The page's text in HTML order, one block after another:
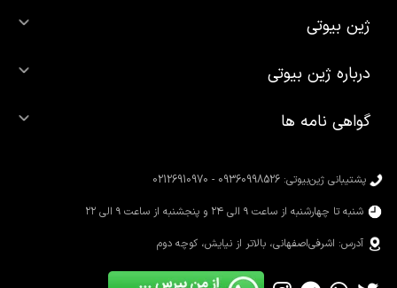
ژین بیوتی
خرید شوینده صورت
خرید رژ لب
درباره ژین بیوتی
تماس با ما
محصولات سیمپل
گواهی نامه ها
پشتیبانی ژین‌بیوتی: 09360998526 - 02126910970
شنبه تا چهارشنبه از ساعت ۹ الی ۲۴ و پنجشنبه از ساعت ۹ الی ۲۲
آدرس: اشرفی‌اصفهانی، بالاتر از نیایش، کوچه دوم